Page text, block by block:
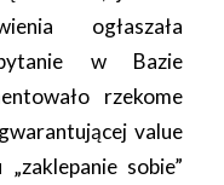
ogłaszała
w Bazie
rzekome
value
sobie”